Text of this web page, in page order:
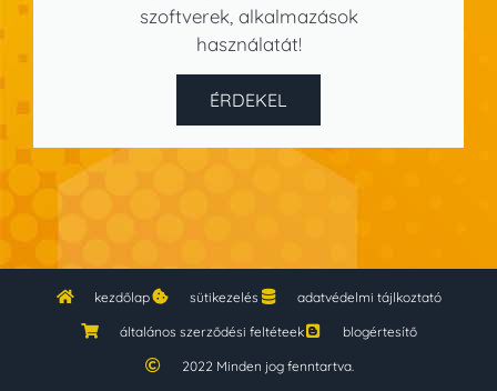
szoftverek, alkalmazások
használatát!
ÉRDEKEL
kezdőlap sütikezelés adatvédelmi tájlkoztató
általános szerződési feltéteek blogértesítő
2022 Minden jog fenntartva.